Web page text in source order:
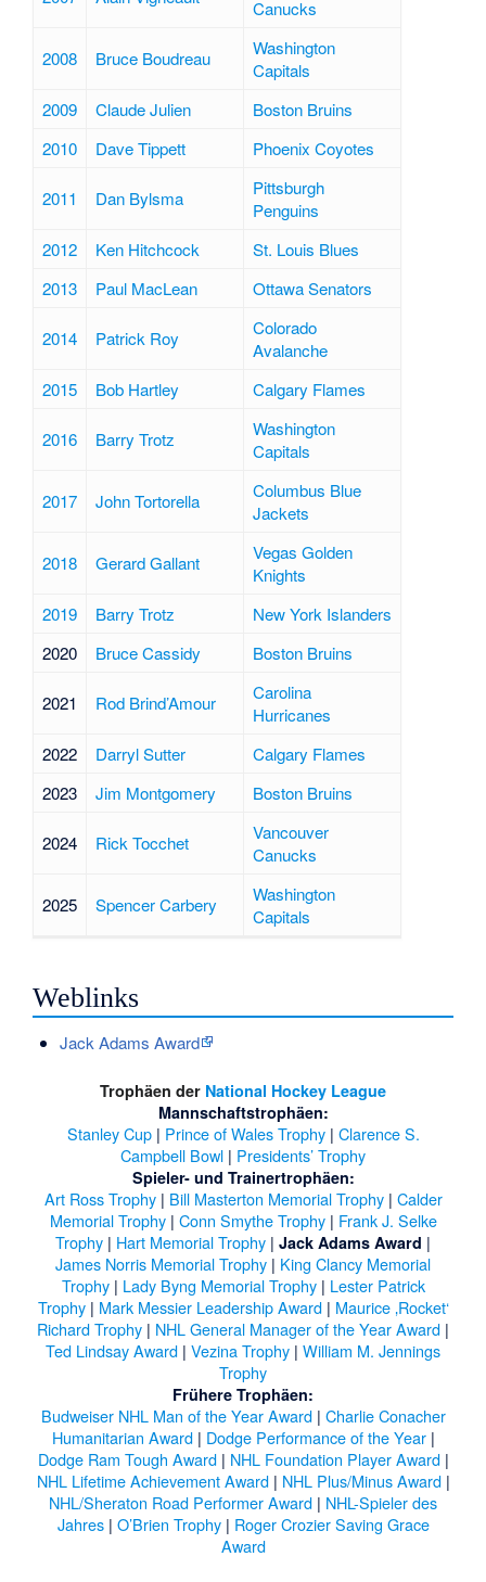
Canucks
2008 Bruce Boudreau
Washington
Capitals
2009
Claude Julien
Boston Bruins
2010
Dave Tippett Phoenix Coyotes
2011 Dan Bylsma
Pittsburgh
Penguins
2012
Ken Hitchcock
St. Louis Blues
2013
Paul MacLean Ottawa Senators
2014 Patrick Roy
Colorado
Avalanche
2015
Bob Hartley Calgary Flames
2016 Barry Trotz
Washington
Capitals
2017 John Tortorella
Columbus Blue
Jackets
2018 Gerard Gallant
Vegas Golden
Knights
2019
Barry Trotz
New York Islanders
2020
Bruce Cassidy Boston Bruins
2021 Rod Brind’Amour
Carolina
Hurricanes
2022
Darryl Sutter
Calgary Flames
2023
Jim Montgomery Boston Bruins
2024 Rick Tocchet
Vancouver
Canucks
2025 Spencer Carbery
Washington
Capitals
Weblinks
Jack Adams Award
Trophäen der National Hockey League
Mannschaftstrophäen:
Stanley Cup| Prince of Wales Trophy| Clarence S.
Campbell Bowl | Presidents’ Trophy
Spieler- und Trainertrophäen:
Art Ross Trophy| Bill Masterton Memorial Trophy| Calder
Memorial Trophy| Conn Smythe Trophy| Frank J. Selke
Trophy | Hart Memorial Trophy | Jack Adams Award |
James Norris Memorial Trophy | King Clancy Memorial
Trophy| Lady Byng Memorial Trophy| Lester Patrick
Trophy| Mark Messier Leadership Award| Maurice ‚Rocket‘
Richard Trophy | NHL General Manager of the Year Award |
Ted Lindsay Award | Vezina Trophy | William M. Jennings
Trophy
Frühere Trophäen:
Budweiser NHL Man of the Year Award| Charlie Conacher
Humanitarian Award| Dodge Performance of the Year|
Dodge Ram Tough Award| NHL Foundation Player Award|
NHL Lifetime Achievement Award| NHL Plus/Minus Award|
NHL/Sheraton Road Performer Award | NHL-Spieler des
Jahres| O’Brien Trophy| Roger Crozier Saving Grace
Award